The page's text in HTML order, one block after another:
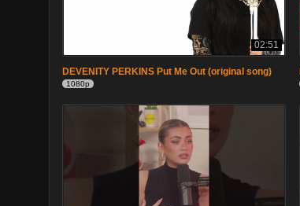
02:51
DEVENITY PERKINS Put Me Out (original song)
1080p